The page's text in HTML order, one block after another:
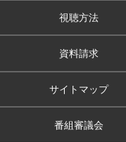
視聴方法
資料請求
サイトマップ
番組審議会